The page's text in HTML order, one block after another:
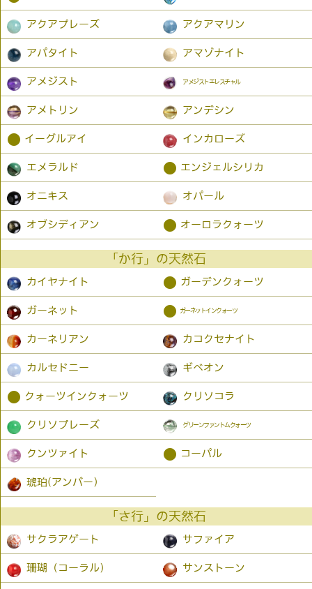
アクアプレーズ アクアマリン
アパタイト アマゾナイト
アメジスト アメジストエレスチャル
アメトリン アンデシン
● イーグルアイ インカローズ
エメラルド ● エンジェルシリカ
オニキス オパール
オブシディアン ● オーロラクォーツ
「か行」の天然石
カイヤナイト ● ガーデンクォーツ
ガーネット ● ガーネットインクォーツ
カーネリアン カコクセナイト
カルセドニー ギベオン
● クォーツインクォーツ クリソコラ
クリソプレーズ グリーンファントムクォーツ
クンツァイト ● コーパル
琥珀(アンバー）
「さ行」の天然石
サクラアゲート サファイア
珊瑚（コーラル） サンストーン